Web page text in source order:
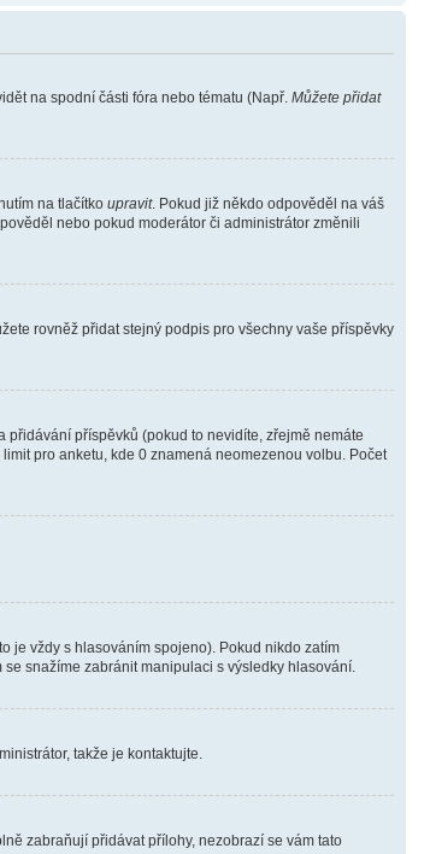
na spodní části fóra nebo tématu (Např. Můžete přidat
na tlačítko upravit. Pokud již někdo odpověděl na váš
nebo pokud moderátor či administrátor změnili
rovněž přidat stejný podpis pro všechny vaše příspěvky
přidávání příspěvků (pokud to nevidíte, zřejmě nemáte
pro anketu, kde 0 znamená neomezenou volbu. Počet
je vždy s hlasováním spojeno). Pokud nikdo zatím
snažíme zabránit manipulaci s výsledky hlasování.
takže je kontaktujte.
zabraňují přidávat přílohy, nezobrazí se vám tato